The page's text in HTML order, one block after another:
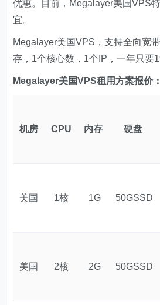
优惠。目前，Megalayer美国VPS
宜。
Megalayer美国VPS，支持全向宽
存，1个核心数，1个IP，一年只要
Megalayer美国VPS租用方案报价：
机房 CPU 内存 硬盘
美国 1核 1G 50GSSD
美国 2核 2G 50GSSD